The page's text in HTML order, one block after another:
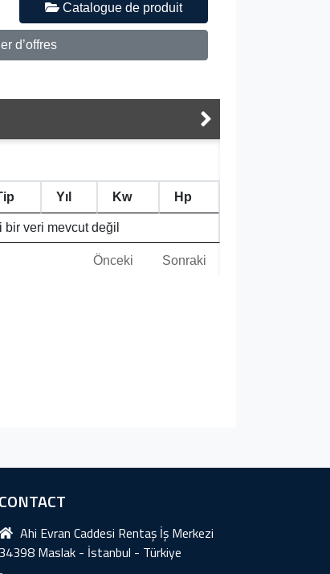
Catalogue de produit
d’offres
Yıl Kw Hp
veri mevcut değil
Önceki Sonraki
CONTACT
Ahi Evran Caddesi Rentaş İş Merkezi
34398 Maslak - İstanbul - Türkiye